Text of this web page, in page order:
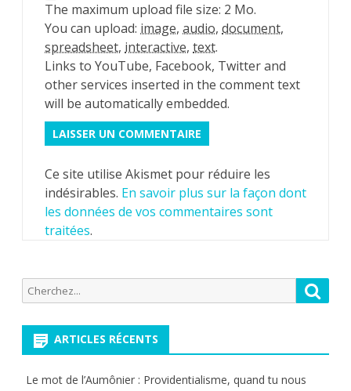
The maximum upload file size: 2 Mo.
You can upload: image, audio, document,
spreadsheet, interactive, text.
Links to YouTube, Facebook, Twitter and
other services inserted in the comment text
will be automatically embedded.
Ce site utilise Akismet pour réduire les
indésirables. En savoir plus sur la façon dont
les données de vos commentaires sont
traitées.
Recherche
pour:
ARTICLES RÉCENTS
Le mot de l’Aumônier : Providentialisme, quand tu nous